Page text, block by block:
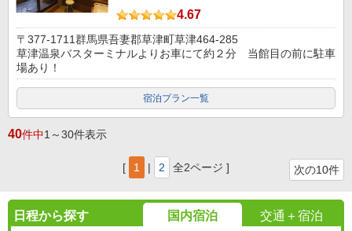
4.67
〒377-1711群馬県吾妻郡草津町草津464-285
草津温泉バスターミナルよりお車にて約２分 当館目の前に駐車
場あり！
宿泊プラン一覧
40件中1～30件表示
[ 1 | 2 全2ページ ] 次の10件
日程から探す 国内宿泊
交通＋宿泊